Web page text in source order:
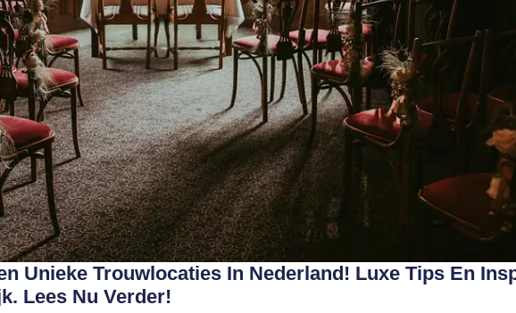
Unieke Trouwlocaties In Nederland! Luxe Tips En
Lees Nu Verder!